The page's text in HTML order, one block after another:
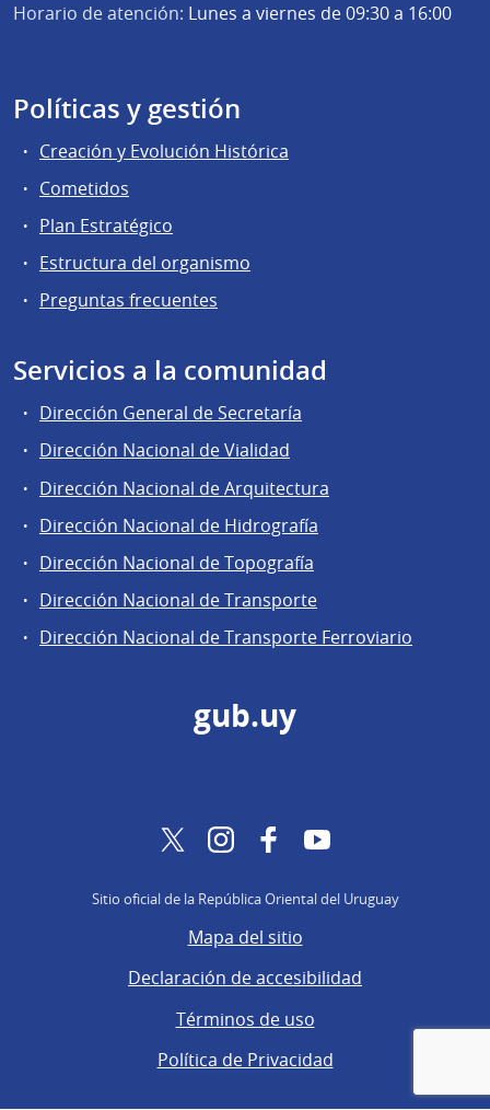
Horario de atención: Lunes a viernes de 09:30 a 16:00
Políticas y gestión
Creación y Evolución Histórica
Cometidos
Plan Estratégico
Estructura del organismo
Preguntas frecuentes
Servicios a la comunidad
Dirección General de Secretaría
Dirección Nacional de Vialidad
Dirección Nacional de Arquitectura
Dirección Nacional de Hidrografía
Dirección Nacional de Topografía
Dirección Nacional de Transporte
Dirección Nacional de Transporte Ferroviario
gub.uy
TwitterInstagramFacebookYouTube
Sitio oficial de la República Oriental del Uruguay
Mapa del sitio
Declaración de accesibilidad
Términos de uso
Política de Privacidad